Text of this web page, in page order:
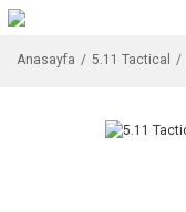
Anasayfa 5.11 Tactical